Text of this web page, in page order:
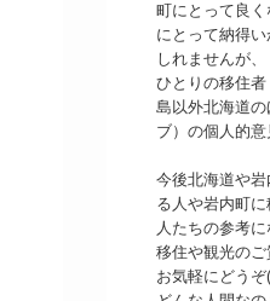
町にとって良く
にとって納得
しれませんが、
ひとりの移住
島以外北海道
ブ）の個人的意
今後北海道や
る人や岩内町
人たちの参考に
移住や観光の
お気軽にどうぞ